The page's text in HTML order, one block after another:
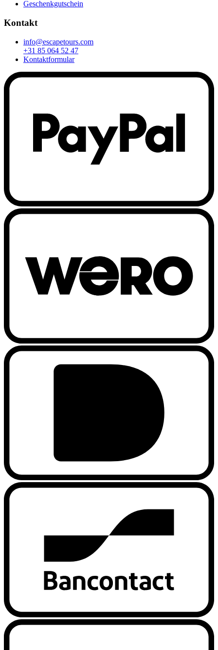
Geschenkgutschein
Kontakt
info@escapetours.com
+31 85 064 52 47
Kontaktformular